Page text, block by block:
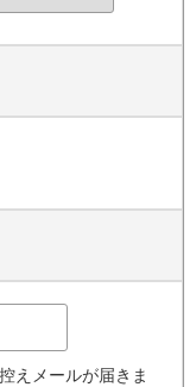
えメールが届きま